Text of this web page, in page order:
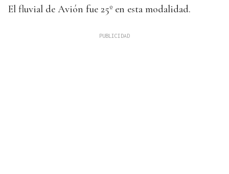
El fluvial de Avión fue 25º en esta modalidad.